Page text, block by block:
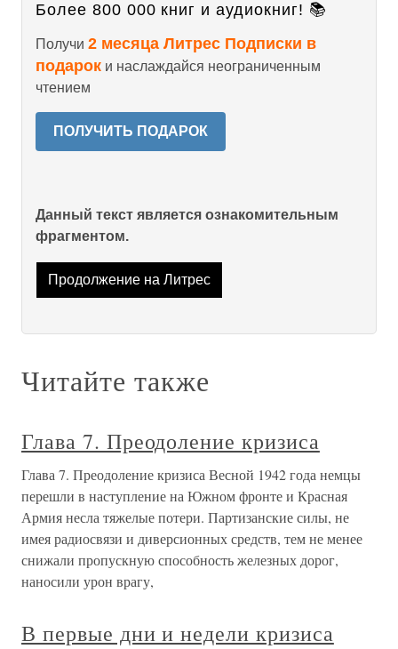
Более 800 000 книг и аудиокниг! 📚
Получи 2 месяца Литрес Подписки в
подарок и наслаждайся неограниченным
чтением
ПОЛУЧИТЬ ПОДАРОК
Данный текст является ознакомительным
фрагментом.
Продолжение на Литрес
Читайте также
Глава 7. Преодоление кризиса
Глава 7. Преодоление кризиса Весной 1942 года немцы
перешли в наступление на Южном фронте и Красная
Армия несла тяжелые потери. Партизанские силы, не
имея радиосвязи и диверсионных средств, тем не менее
снижали пропускную способность железных дорог,
наносили урон врагу,
В первые дни и недели кризиса